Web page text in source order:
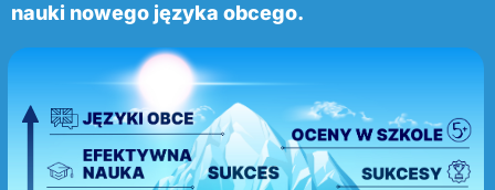
nauki nowego języka obcego.